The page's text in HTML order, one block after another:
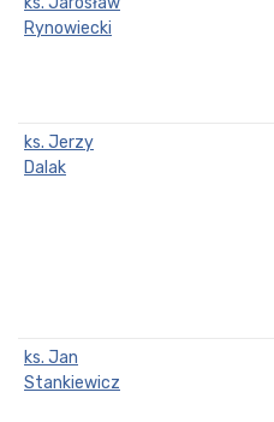
Rynowiecki
ks. Jerzy
Dalak
ks. Jan
Stankiewicz